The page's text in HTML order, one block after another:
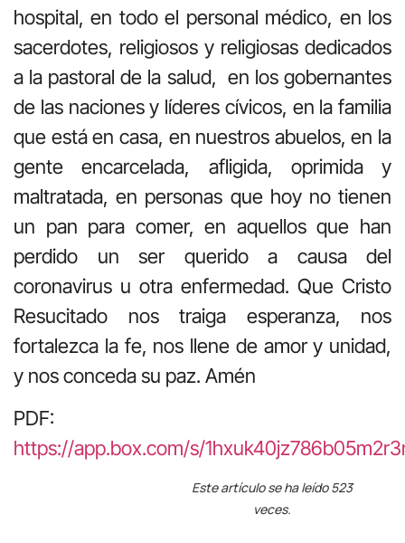
hospital, en todo el personal médico, en los
sacerdotes, religiosos y religiosas dedicados
a la pastoral de la salud, en los gobernantes
de las naciones y líderes cívicos, en la familia
que está en casa, en nuestros abuelos, en la
gente encarcelada, afligida, oprimida y
maltratada, en personas que hoy no tienen
un pan para comer, en aquellos que han
perdido un ser querido a causa del
coronavirus u otra enfermedad. Que Cristo
Resucitado nos traiga esperanza, nos
fortalezca la fe, nos llene de amor y unidad,
y nos conceda su paz. Amén
PDF:
https://app.box.com/s/
Este artículo se ha leído 523
veces.